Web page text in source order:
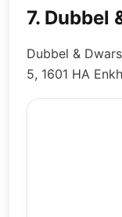
7. Dubbel
Dubbel &
5, 1601 HA